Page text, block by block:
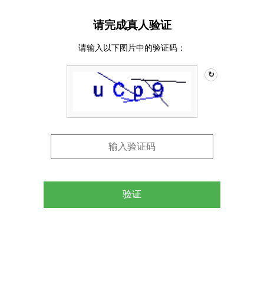
请完成真人验证
请输入以下图片中的验证码：
↻
验证